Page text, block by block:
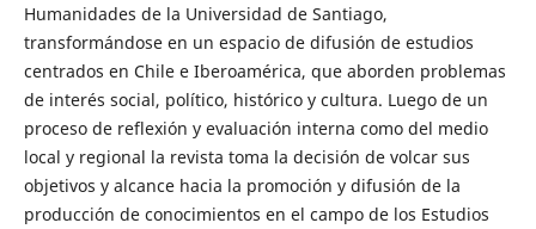
Humanidades de la Universidad de Santiago,
transformándose en un espacio de difusión de estudios
centrados en Chile e Iberoamérica, que aborden problemas
de interés social, político, histórico y cultura. Luego de un
proceso de reflexión y evaluación interna como del medio
local y regional la revista toma la decisión de volcar sus
objetivos y alcance hacia la promoción y difusión de la
producción de conocimientos en el campo de los Estudios